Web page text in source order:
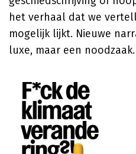
het verhaal dat we
mogelijk lijkt. Nieuwe
luxe, maar een noodzaak.